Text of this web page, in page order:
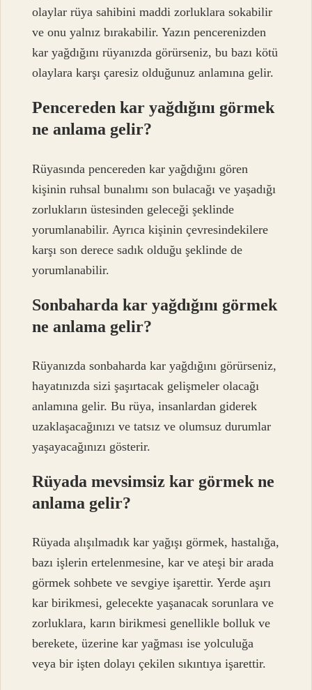
olaylar rüya sahibini maddi zorluklara sokabilir
ve onu yalnız bırakabilir. Yazın pencerenizden
kar yağdığını rüyanızda görürseniz, bu bazı kötü
olaylara karşı çaresiz olduğunuz anlamına gelir.
Pencereden kar yağdığını görmek
ne anlama gelir?
Rüyasında pencereden kar yağdığını gören
kişinin ruhsal bunalımı son bulacağı ve yaşadığı
zorlukların üstesinden geleceği şeklinde
yorumlanabilir. Ayrıca kişinin çevresindekilere
karşı son derece sadık olduğu şeklinde de
yorumlanabilir.
Sonbaharda kar yağdığını görmek
ne anlama gelir?
Rüyanızda sonbaharda kar yağdığını görürseniz,
hayatınızda sizi şaşırtacak gelişmeler olacağı
anlamına gelir. Bu rüya, insanlardan giderek
uzaklaşacağınızı ve tatsız ve olumsuz durumlar
yaşayacağınızı gösterir.
Rüyada mevsimsiz kar görmek ne
anlama gelir?
Rüyada alışılmadık kar yağışı görmek, hastalığa,
bazı işlerin ertelenmesine, kar ve ateşi bir arada
görmek sohbete ve sevgiye işarettir. Yerde aşırı
kar birikmesi, gelecekte yaşanacak sorunlara ve
zorluklara, karın birikmesi genellikle bolluk ve
berekete, üzerine kar yağması ise yolculuğa
veya bir işten dolayı çekilen sıkıntıya işarettir.